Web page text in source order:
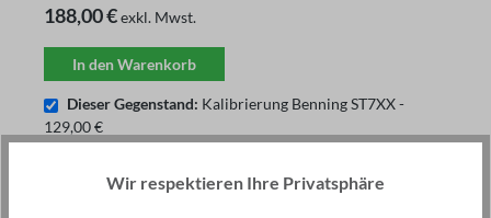
188,00 €exkl. Mwst.
In den Warenkorb
Dieser Gegenstand: Kalibrierung Benning ST7XX -
129,00 €
Wir respektieren Ihre Privatsphäre